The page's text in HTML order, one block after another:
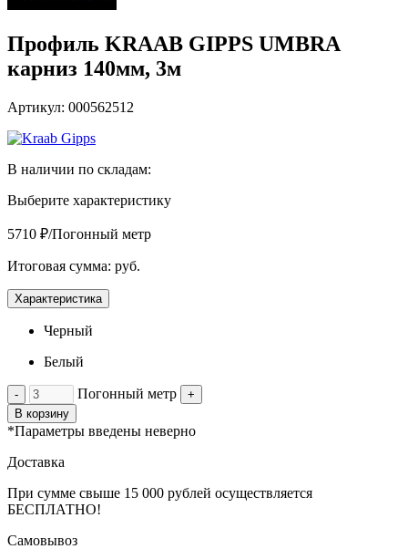
Профиль KRAAB GIPPS UMBRA
карниз 140мм, 3м
Артикул: 000562512
В наличии по складам:
Выберите характеристику
5710 ₽/Погонный метр
Итоговая сумма: руб.
Характеристика
Черный
Белый
- Погонный метр
+
В корзину
*Параметры введены неверно
Доставка
При сумме свыше 15 000 рублей осуществляется
БЕСПЛАТНО!
Самовывоз